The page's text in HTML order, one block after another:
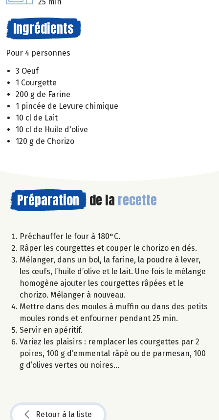
Ingrédients
Pour 4 personnes
3 Oeuf
1 Courgette
200 g de Farine
1 pincée de Levure chimique
10 cl de Lait
10 cl de Huile d'olive
120 g de Chorizo
Préparation de la recette
Préchauffer le four à 180°C.
Râper les courgettes et couper le chorizo en dés.
Mélanger, dans un bol, la farine, la poudre à lever,
les œufs, l’huile d’olive et le lait. Une fois le mélange
homogène ajouter les courgettes râpées et le
chorizo. Mélanger à nouveau.
Mettre dans des moules à muffin ou dans des petits
moules ronds et enfourner pendant 25 min.
Servir en apéritif.
Variez les plaisirs : remplacer les courgettes par 2
poires, 100 g d’emmental râpé ou de parmesan, 100
g d’olives vertes ou noires…
Retour à la liste